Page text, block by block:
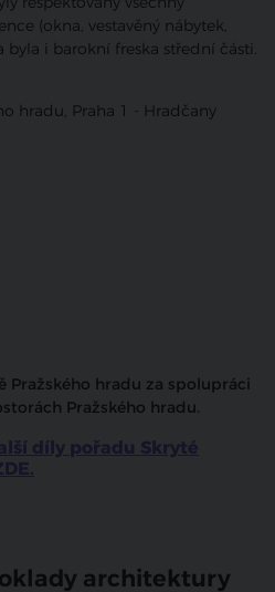
(okna, vestavěný nábytek,
byla i barokní freska střední části.
hradu, Praha 1 - Hradčany
Pražského hradu za spolupráci
Pražského hradu.
díly pořadu Skryté
architektury